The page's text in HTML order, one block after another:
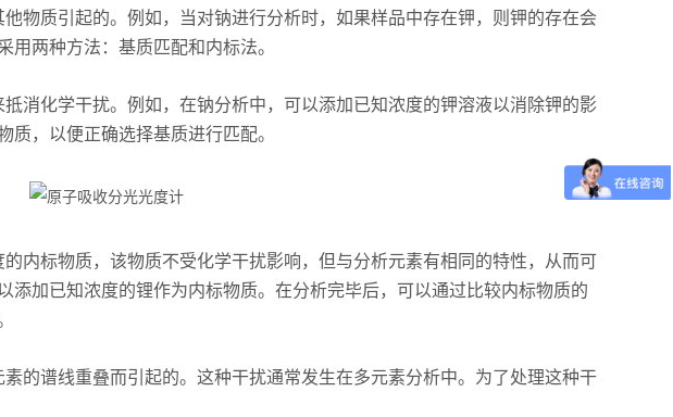
质引起的。例如，当对钠进行分析时，如果样品中存在钾，则钾的存在会
两种方法：基质匹配和内标法。
化学干扰。例如，在钠分析中，可以添加已知浓度的钾溶液以消除钾的影
质，以便正确选择基质进行匹配。
标物质，该物质不受化学干扰影响，但与分析元素有相同的特性，从而可
添加已知浓度的锂作为内标物质。在分析完毕后，可以通过比较内标物质的
谱线重叠而引起的。这种干扰通常发生在多元素分析中。为了处理这种干